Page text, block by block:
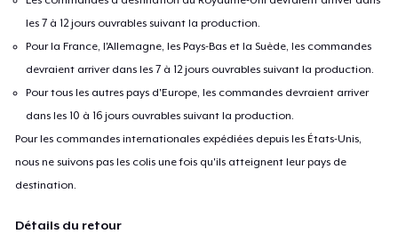
les 7 à 12 jours ouvrables suivant la production.
Pour la France, l'Allemagne, les Pays-Bas et la Suède, les commandes
devraient arriver dans les 7 à 12 jours ouvrables suivant la production.
Pour tous les autres pays d'Europe, les commandes devraient arriver
dans les 10 à 16 jours ouvrables suivant la production.
Pour les commandes internationales expédiées depuis les États-Unis,
nous ne suivons pas les colis une fois qu'ils atteignent leur pays de
destination.
Détails du retour